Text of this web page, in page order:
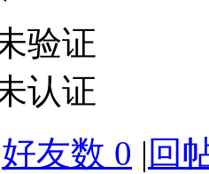
验证
认证
好友数 0 | 回